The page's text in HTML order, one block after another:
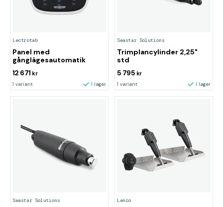
Lectrotab
Panel med
gånglägesautomatik
12 671 kr
1 variant I lager
Seastar Solutions
Trimplancylinder 2,25"
std
5 795 kr
1 variant I lager
Seastar Solutions Lenco